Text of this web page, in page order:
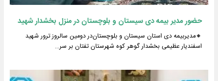
حضور مدیر بیمه دی سیستان و بلوچستان در منزل بخشدار شهید
🔸مدیربیمه دی استان سیستان و بلوچستان‌در دومین سالروز ترور شهید
اسفندیار عظیمی بخشدار گوهر کوه شهرستان تفتان بر سر…